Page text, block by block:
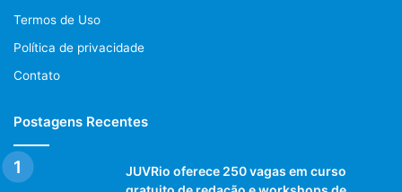
Termos de Uso
Política de privacidade
Contato
Postagens Recentes
JUVRio oferece 250 vagas em curso